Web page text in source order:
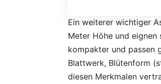
Ein weiterer wichtiger
Meter Höhe und eignen
kompakter und passen
Blattwerk, Blütenform
diesen Merkmalen